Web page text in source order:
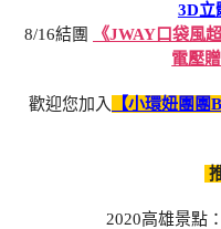
3D立
8/16結團
《JWAY口袋風
電壓
歡迎您加入 【小環妞團團
2020高雄景點：